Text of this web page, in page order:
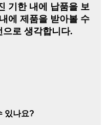
기한 내에 납품을 보
에 제품을 받아볼 수
로 생각합니다.
있나요?